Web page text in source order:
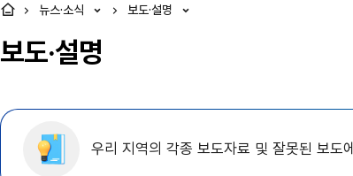
보도·설명
뉴스·소식 보도·설명
우리 지역의 각종 보도자료 및 잘못된 보도